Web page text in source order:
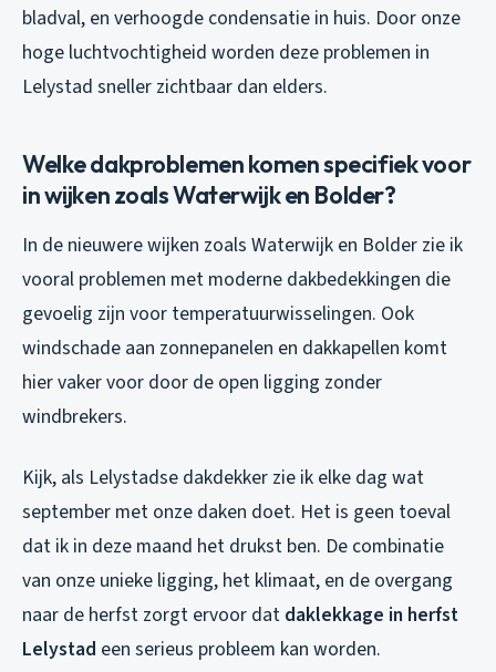
bladval, en verhoogde condensatie in huis. Door onze
hoge luchtvochtigheid worden deze problemen in
Lelystad sneller zichtbaar dan elders.
Welke dakproblemen komen specifiek voor
in wijken zoals Waterwijk en Bolder?
In de nieuwere wijken zoals Waterwijk en Bolder zie ik
vooral problemen met moderne dakbedekkingen die
gevoelig zijn voor temperatuurwisselingen. Ook
windschade aan zonnepanelen en dakkapellen komt
hier vaker voor door de open ligging zonder
windbrekers.
Kijk, als Lelystadse dakdekker zie ik elke dag wat
september met onze daken doet. Het is geen toeval
dat ik in deze maand het drukst ben. De combinatie
van onze unieke ligging, het klimaat, en de overgang
naar de herfst zorgt ervoor dat daklekkage in herfst
Lelystad een serieus probleem kan worden.